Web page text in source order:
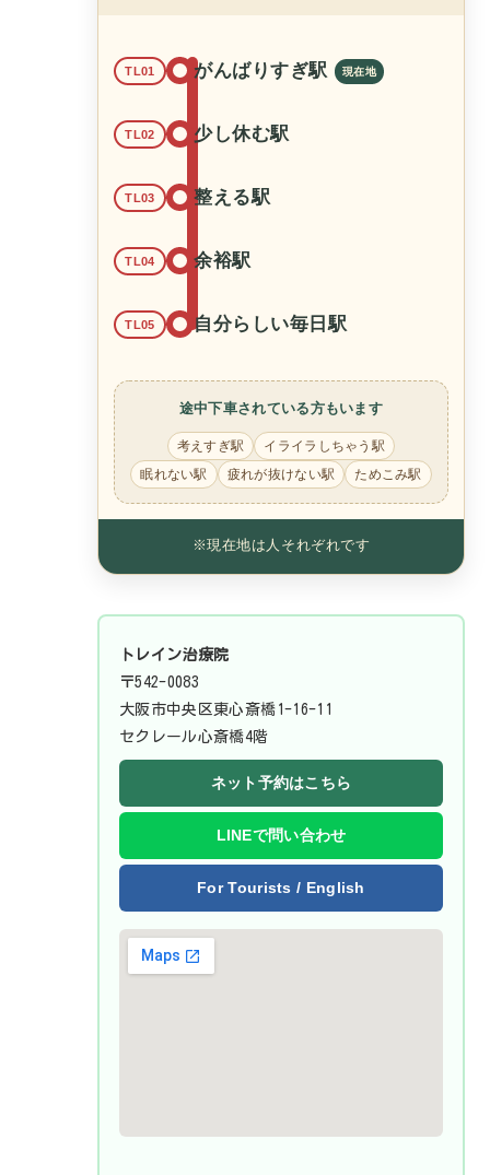
TL01 がんばりすぎ駅
TL02 少し休む駅
TL03 整える駅
TL04 余裕駅
TL05 自分らしい毎日駅
途中下車されている方もいます
考えすぎ駅
イライラしちゃう駅
眠れない駅
疲れが抜けない駅 ためこみ駅
※現在地は人それぞれです
トレイン治療院
〒542-0083
大阪市中央区東心斎橋1-16-11
セクレール心斎橋4階
ネット予約はこちら
LINEで問い合わせ
For Tourists / English